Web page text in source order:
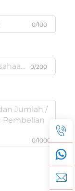
0/100
0/200
0/1000